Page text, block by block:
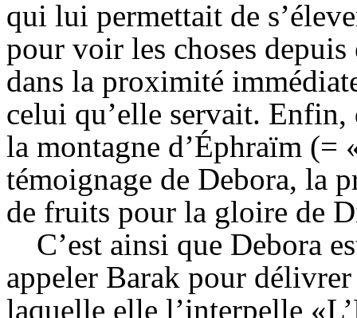
qui lui permettait de
pour voir les choses
dans la proximité
celui qu’elle servait.
la montagne d’Éphraïm (=
témoignage de Debora, la
de fruits pour la gloire de
C’est ainsi que Debora
appeler Barak pour
laquelle elle l’interpelle